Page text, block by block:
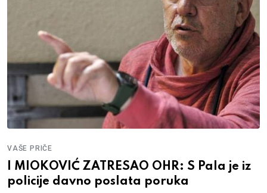
VAŠE PRIČE
I MIOKOVIĆ ZATRESAO OHR: S Pala je iz
policije davno poslata poruka